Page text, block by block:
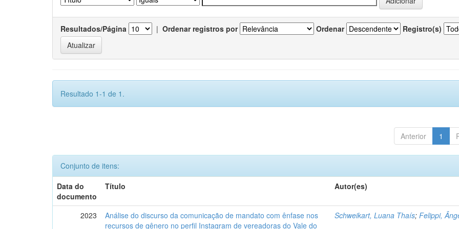
Resultados/Página | Ordenar registros por Ordenar Registro(s)
Resultado 1-1 de 1.
Anterior 1
Conjunto de itens:
Data do
documento
Título Autor(es)
2023
Análise do discurso da comunicação de mandato com ênfase nos
recursos de gênero no perfil Instagram de vereadoras do Vale do
Schweikart, Luana Thaís;Felippi,